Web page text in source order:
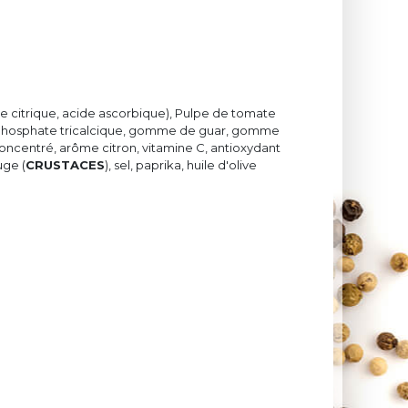
citrique, acide ascorbique), Pulpe de tomate
tricalcique, gomme de guar, gomme
arôme citron, vitamine C, antioxydant
(CRUSTACES), sel, paprika, huile d'olive